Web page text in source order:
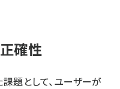
確性
題として、ユーザーが